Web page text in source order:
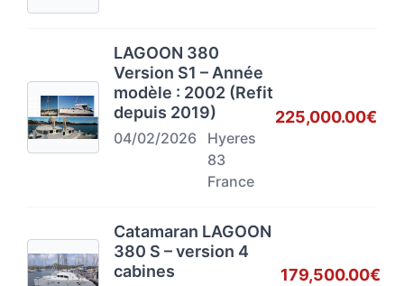
LAGOON 380
Version S1 – Année
modèle : 2002 (Refit
depuis 2019)
04/02/2026
Hyeres
83
France
225,000.00€
Catamaran LAGOON
380 S – version 4
cabines
179,500.00€